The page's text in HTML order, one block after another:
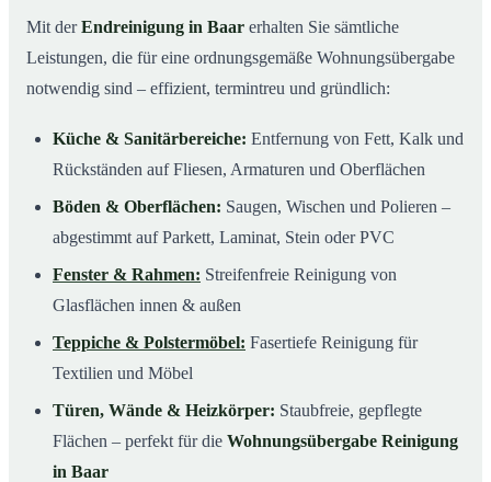
Mit derEndreinigung in Baar erhalten Sie sämtliche
Leistungen, die für eine ordnungsgemäße Wohnungsübergabe
notwendig sind – effizient, termintreu und gründlich:
Küche & Sanitärbereiche: Entfernung von Fett, Kalk und
Rückständen auf Fliesen, Armaturen und Oberflächen
Böden & Oberflächen: Saugen, Wischen und Polieren –
abgestimmt auf Parkett, Laminat, Stein oder PVC
Fenster & Rahmen: Streifenfreie Reinigung von
Glasflächen innen & außen
Teppiche & Polstermöbel: Fasertiefe Reinigung für
Textilien und Möbel
Türen, Wände & Heizkörper: Staubfreie, gepflegte
Flächen – perfekt für die Wohnungsübergabe Reinigung
in Baar